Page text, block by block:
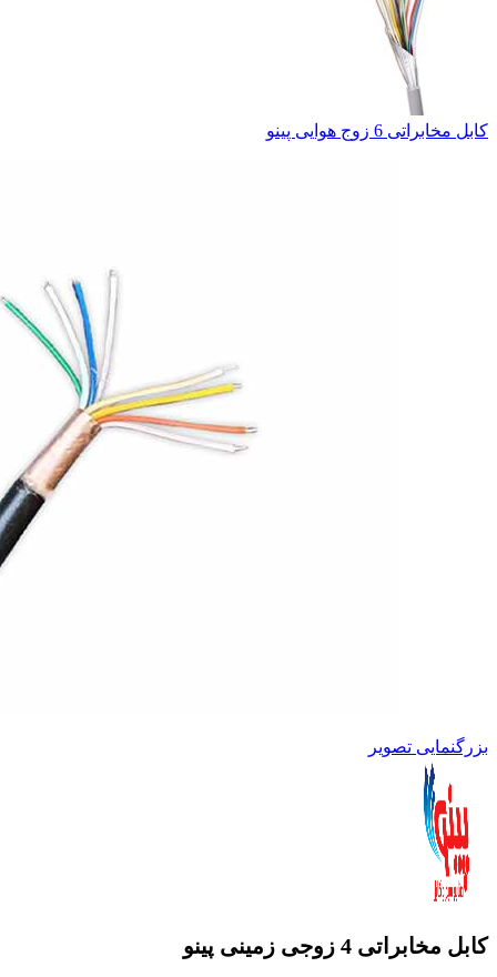
کابل مخابراتی 6 زوج هوایی پینو
بزرگنمایی تصویر
کابل مخابراتی 4 زوجی زمینی پینو